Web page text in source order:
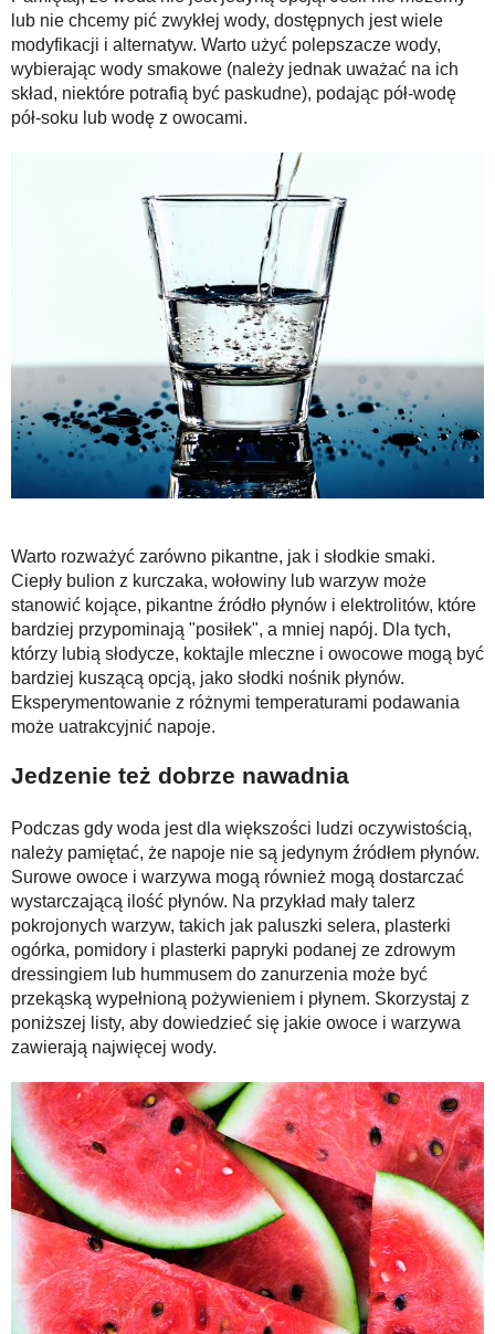
lub nie chcemy pić zwykłej wody, dostępnych jest wiele
modyfikacji i alternatyw. Warto użyć polepszacze wody,
wybierając wody smakowe (należy jednak uważać na ich
skład, niektóre potrafią być paskudne), podając pół-wodę
pół-soku lub wodę z owocami.
Warto rozważyć zarówno pikantne, jak i słodkie smaki.
Ciepły bulion z kurczaka, wołowiny lub warzyw może
stanowić kojące, pikantne źródło płynów i elektrolitów, które
bardziej przypominają "posiłek", a mniej napój. Dla tych,
którzy lubią słodycze, koktajle mleczne i owocowe mogą być
bardziej kuszącą opcją, jako słodki nośnik płynów.
Eksperymentowanie z różnymi temperaturami podawania
może uatrakcyjnić napoje.
Jedzenie też dobrze nawadnia
Podczas gdy woda jest dla większości ludzi oczywistością,
należy pamiętać, że napoje nie są jedynym źródłem płynów.
Surowe owoce i warzywa mogą również mogą dostarczać
wystarczającą ilość płynów. Na przykład mały talerz
pokrojonych warzyw, takich jak paluszki selera, plasterki
ogórka, pomidory i plasterki papryki podanej ze zdrowym
dressingiem lub hummusem do zanurzenia może być
przekąską wypełnioną pożywieniem i płynem. Skorzystaj z
poniższej listy, aby dowiedzieć się jakie owoce i warzywa
zawierają najwięcej wody.